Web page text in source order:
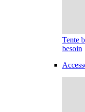
Tente
besoin